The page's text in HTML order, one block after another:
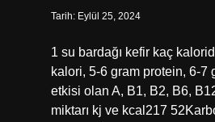
Tarih: Eylül 25, 2024
1 su bardağı kefir kaç
kalori, 5-6 gram protein, 6-
etkisi olan A, B1, B2, B6,
miktarı kj ve kcal217